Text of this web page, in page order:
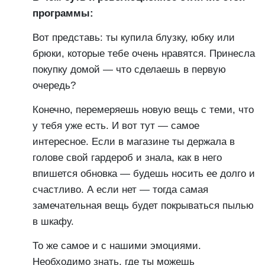
программы:
Вот представь: ты купила блузку, юбку или
брюки, которые тебе очень нравятся. Принесла
покупку домой — что сделаешь в первую
очередь?
Конечно, перемеряешь новую вещь с теми, что
у тебя уже есть. И вот тут — самое
интересное. Если в магазине ты держала в
голове свой гардероб и знала, как в него
впишется обновка — будешь носить ее долго и
счастливо. А если нет — тогда самая
замечательная вещь будет покрываться пылью
в шкафу.
То же самое и с нашими эмоциями.
Необходимо знать, где ты можешь